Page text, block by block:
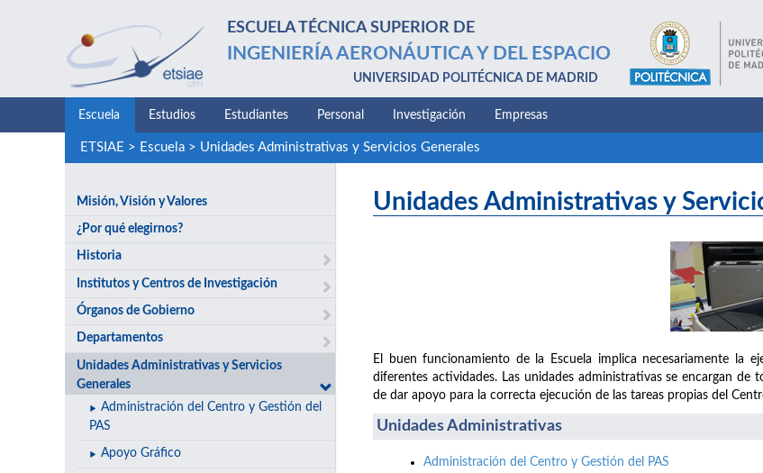
ESCUELA TÉCNICA SUPERIOR DE
INGENIERÍA AERONÁUTICA Y DEL ESPACIO
UNIVERSIDAD POLITÉCNICA DE MADRID
Escuela Estudios Estudiantes Personal Investigación Empresas
ETSIAE > Escuela> Unidades Administrativas y Servicios Generales
Misión, Visión y Valores
¿Por qué elegirnos?
Historia
Institutos y Centros de Investigación
Órganos de Gobierno
Departamentos
Unidades Administrativas y Servicios
Generales
Administración del Centro y Gestión del
PAS
Apoyo Gráfico
Unidades Administrativas y
El buen funcionamiento de la Escuela implica necesariamente la
diferentes actividades. Las unidades administrativas se encargan
de dar apoyo para la correcta ejecución de las tareas propias del
Unidades Administrativas
Administración del Centro y Gestión del PAS